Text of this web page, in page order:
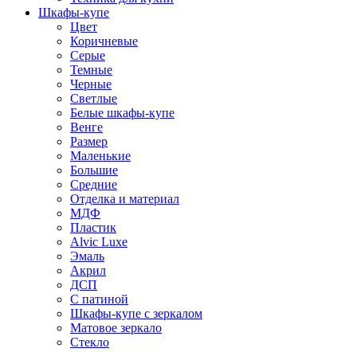
Шкафы-купе
Цвет
Коричневые
Серые
Темные
Черные
Светлые
Белые шкафы-купе
Венге
Размер
Маленькие
Большие
Средние
Отделка и материал
МДФ
Пластик
Alvic Luxe
Эмаль
Акрил
ДСП
С патиной
Шкафы-купе с зеркалом
Матовое зеркало
Стекло